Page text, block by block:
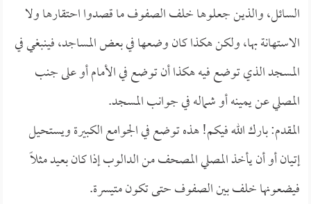
السائل، والذين جعلوها خلف الصفوف ما قصدوا احتقارها ولا
الاستهانة بها، ولكن هكذا كان وضعها في بعض المساجد، فينبغي في
المسجد الذي توضع فيه هكذا أن توضع في الأمام أو على جنب
المصلي عن يمينه أو شماله في جوانب المسجد.
المقدم: بارك الله فيكم! هذه توضع في الجوامع الكبيرة ويستحيل
إتيان أو أن يأخذ المصلي المصحف من الدالوب إذا كان بعيد مثلاً
فيضعونها خلف بين الصفوف حتى تكون متيسرة.